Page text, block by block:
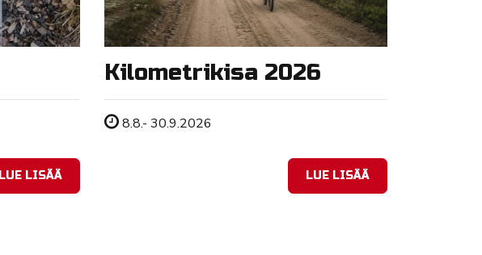
LUE LISÄÄ
Kilometrikisa 2026
Tapahtuman ajankohta
8.8.- 30.9.2026
LUE LISÄÄ